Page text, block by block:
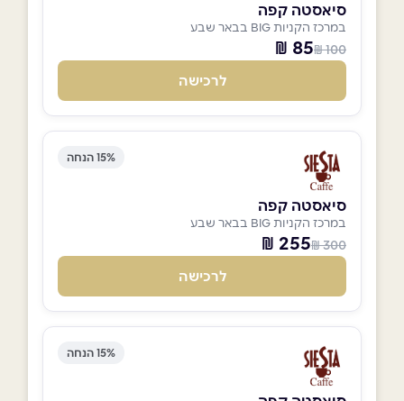
סיאסטה קפה
במרכז הקניות BIG בבאר שבע
100 ₪
85 ₪
לרכישה
15% הנחה
סיאסטה קפה
במרכז הקניות BIG בבאר שבע
300 ₪
255 ₪
לרכישה
15% הנחה